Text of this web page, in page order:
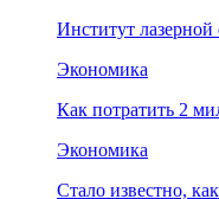
Институт
Экономика
Как потратить 2
Экономика
Стало известно,